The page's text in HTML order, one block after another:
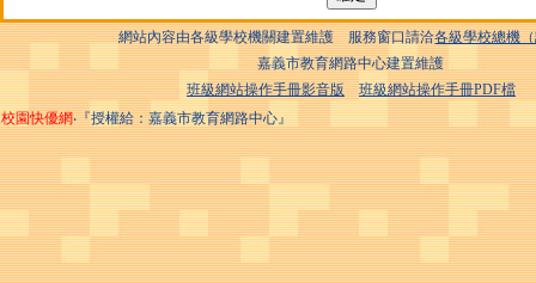
網站內容由各級學校機關建置維護 服務窗口請洽各級學校總機
嘉義市教育網路中心建置維護
班級網站操作手冊影音版
班級網站操作手冊PDF檔
校園快優網‧『授權給：嘉義市教育網路中心』